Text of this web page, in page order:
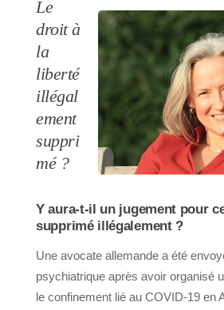
Le
droit à
la
liberté
illégal
ement
suppri
mé ?
Y aura-t-il un jugement pour
supprimé illégalement ?
Une avocate allemande a été
psychiatrique après avoir organisé
le confinement lié au COVID-19 en